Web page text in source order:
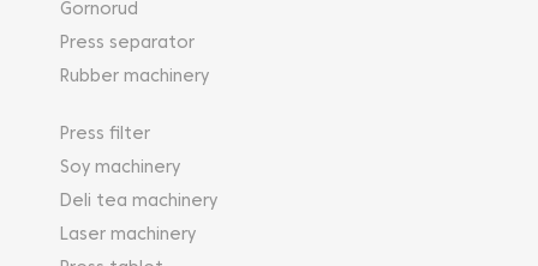
Gornorud
Press separator
Rubber machinery
Press filter
Soy machinery
Deli tea machinery
Laser machinery